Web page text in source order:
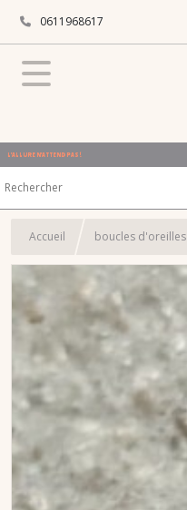
0611968617
L'ALLURE N'ATTEND PAS !
Accueil boucles d'oreilles